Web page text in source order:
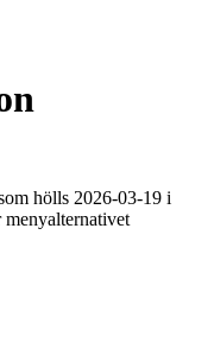
hölls 2026-03-19 i
menyalternativet